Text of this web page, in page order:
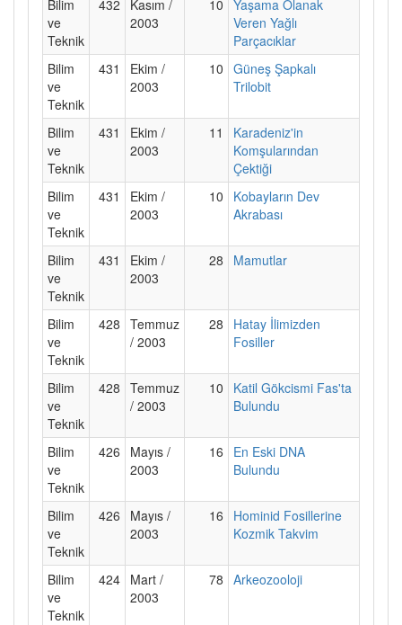
Bilim
ve
Teknik
432
Kasım /
2003
10 Yaşama Olanak
Veren Yağlı
Parçacıklar
Bilim
ve
Teknik
431
Ekim /
2003
10 Güneş Şapkalı
Trilobit
Bilim
ve
Teknik
431
Ekim /
2003
11
Karadeniz'in
Komşularından
Çektiği
Bilim
ve
Teknik
431
Ekim /
2003
10
Kobayların Dev
Akrabası
Bilim
ve
Teknik
431
Ekim /
2003
28 Mamutlar
Bilim
ve
Teknik
428 Temmuz
/ 2003
28
Hatay İlimizden
Fosiller
Bilim
ve
Teknik
428 Temmuz
/ 2003
10
Katil Gökcismi Fas'ta
Bulundu
Bilim
ve
Teknik
426
Mayıs /
2003
16
En Eski DNA
Bulundu
Bilim
ve
Teknik
426
Mayıs /
2003
16
Hominid Fosillerine
Kozmik Takvim
Bilim
ve
Teknik
424 Mart /
2003
78 Arkeozooloji